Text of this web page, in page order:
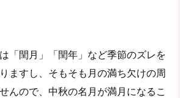
「閏月」「閏年」など季節のズレを
ますし、そもそも月の満ち欠けの周
んので、中秋の名月が満月になるこ